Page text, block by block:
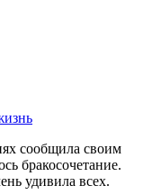
сообщила своим
бракосочетание.
удивила всех.